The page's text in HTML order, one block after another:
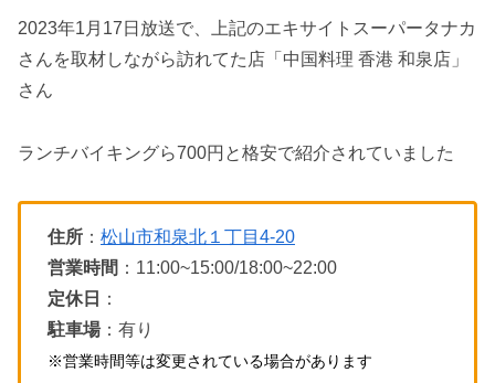
2023年1月17日放送で、上記のエキサイトスーパータナカ
さんを取材しながら訪れてた店「中国料理 香港 和泉店」
さん
ランチバイキングら700円と格安で紹介されていました
住所 ： 松山市和泉北１丁目4-20
営業時間 ：11:00~15:00/18:00~22:00
定休日
：
駐車場：有り
※営業時間等は変更されている場合があります